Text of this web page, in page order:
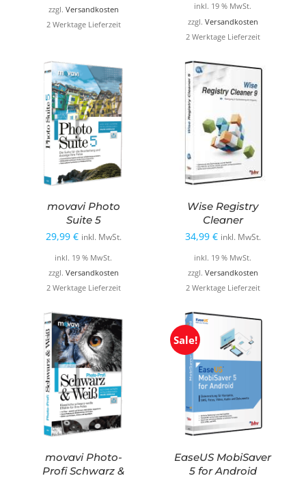
zzgl. Versandkosten
2 Werktage Lieferzeit
inkl. 19 % MwSt.
zzgl. Versandkosten
2 Werktage Lieferzeit
movavi Photo
Suite 5
29,99 € inkl. MwSt.
inkl. 19 % MwSt.
zzgl. Versandkosten
2 Werktage Lieferzeit
Wise Registry
Cleaner
34,99 € inkl. MwSt.
inkl. 19 % MwSt.
zzgl. Versandkosten
2 Werktage Lieferzeit
movavi Photo-
Profi Schwarz &
Sale!
EaseUS MobiSaver
5 for Android